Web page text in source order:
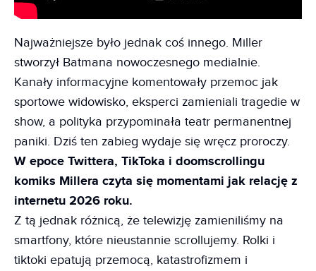
Najważniejsze było jednak coś innego. Miller
stworzył Batmana nowoczesnego medialnie.
Kanały informacyjne komentowały przemoc jak
sportowe widowisko, eksperci zamieniali tragedie w
show, a polityka przypominała teatr permanentnej
paniki. Dziś ten zabieg wydaje się wręcz proroczy.
W epoce Twittera, TikToka i doomscrollingu
komiks Millera czyta się momentami jak relację z
internetu 2026 roku.
Z tą jednak różnicą, że telewizję zamieniliśmy na
smartfony, które nieustannie scrollujemy. Rolki i
tiktoki epatują przemocą, katastrofizmem i